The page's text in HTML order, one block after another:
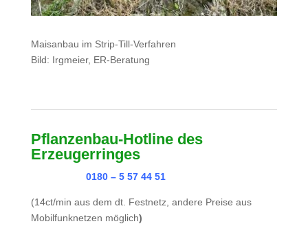
Maisanbau im Strip-Till-Verfahren
Bild: Irgmeier, ER-Beratung
Pflanzenbau-Hotline des
Erzeugerringes
0180 – 5 57 44 51
(14ct/min aus dem dt. Festnetz, andere Preise aus
Mobilfunknetzen möglich)